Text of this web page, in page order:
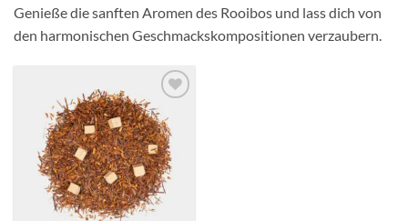
Genieße die sanften Aromen des Rooibos und lass dich von
den harmonischen Geschmackskompositionen verzaubern.
Add to
wishlist